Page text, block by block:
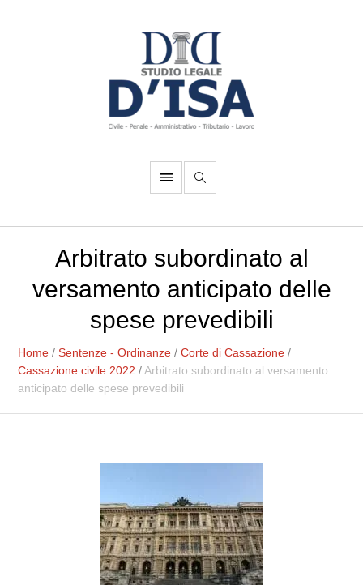
Arbitrato subordinato al
versamento anticipato delle
spese prevedibili
Home /Sentenze - Ordinanze /Corte di Cassazione /
Cassazione civile 2022 /Arbitrato subordinato al versamento
anticipato delle spese prevedibili